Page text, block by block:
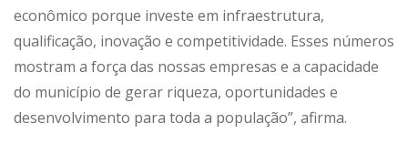
econômico porque investe em infraestrutura,
qualificação, inovação e competitividade. Esses números
mostram a força das nossas empresas e a capacidade
do município de gerar riqueza, oportunidades e
desenvolvimento para toda a população”, afirma.